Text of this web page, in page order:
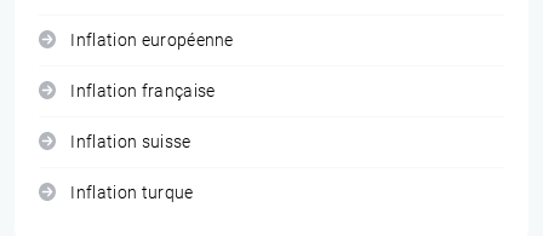
Inflation européenne
Inflation française
Inflation suisse
Inflation turque